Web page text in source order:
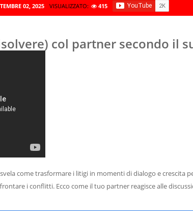
02, 2025 VISUALIZZATO: 415
col partner secondo il
come trasformare i litigi in momenti di dialogo e crescita
i conflitti. Ecco come il tuo partner reagisce alle